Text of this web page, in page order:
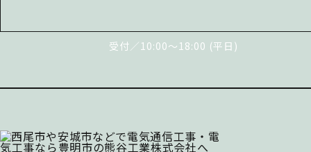
受付／10:00～18:00 (平日)